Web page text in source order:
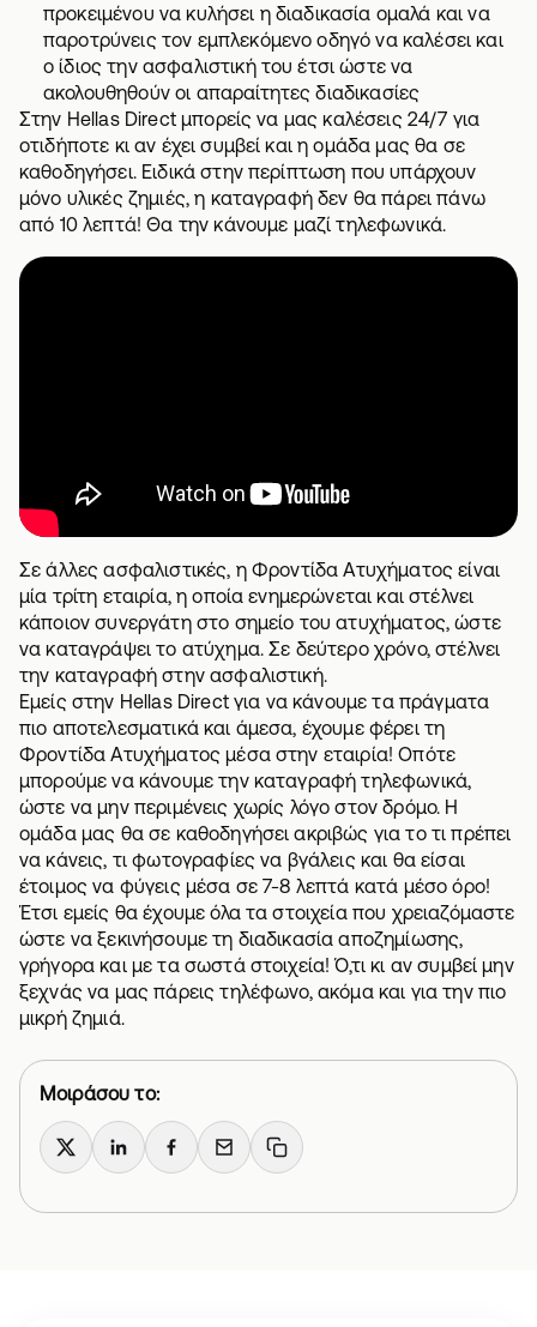
προκειμένου να κυλήσει η διαδικασία ομαλά και να
παροτρύνεις τον εμπλεκόμενο οδηγό να καλέσει και
ο ίδιος την ασφαλιστική του έτσι ώστε να
ακολουθηθούν οι απαραίτητες διαδικασίες
Στην Hellas Direct μπορείς να μας καλέσεις 24/7 για
οτιδήποτε κι αν έχει συμβεί και η ομάδα μας θα σε
καθοδηγήσει. Ειδικά στην περίπτωση που υπάρχουν
μόνο υλικές ζημιές, η καταγραφή δεν θα πάρει πάνω
από 10 λεπτά! Θα την κάνουμε μαζί τηλεφωνικά.
Σε άλλες ασφαλιστικές, η Φροντίδα Ατυχήματος είναι
μία τρίτη εταιρία, η οποία ενημερώνεται και στέλνει
κάποιον συνεργάτη στο σημείο του ατυχήματος, ώστε
να καταγράψει το ατύχημα. Σε δεύτερο χρόνο, στέλνει
την καταγραφή στην ασφαλιστική.
Εμείς στην Hellas Direct για να κάνουμε τα πράγματα
πιο αποτελεσματικά και άμεσα, έχουμε φέρει τη
Φροντίδα Ατυχήματος μέσα στην εταιρία! Οπότε
μπορούμε να κάνουμε την καταγραφή τηλεφωνικά,
ώστε να μην περιμένεις χωρίς λόγο στον δρόμο. Η
ομάδα μας θα σε καθοδηγήσει ακριβώς για το τι πρέπει
να κάνεις, τι φωτογραφίες να βγάλεις και θα είσαι
έτοιμος να φύγεις μέσα σε 7-8 λεπτά κατά μέσο όρο!
Έτσι εμείς θα έχουμε όλα τα στοιχεία που χρειαζόμαστε
ώστε να ξεκινήσουμε τη διαδικασία αποζημίωσης,
γρήγορα και με τα σωστά στοιχεία! Ό,τι κι αν συμβεί μην
ξεχνάς να μας πάρεις τηλέφωνο, ακόμα και για την πιο
μικρή ζημιά.
Μοιράσου το:
X LinkedInFacebook
Email Copy link